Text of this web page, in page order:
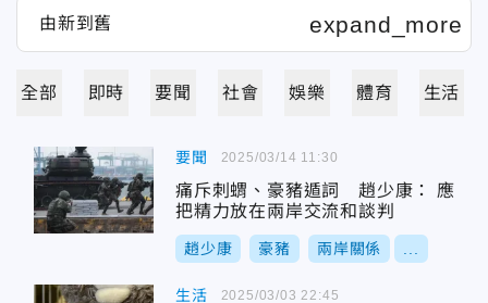
全部 即時 要聞 社會 娛樂 體育 生活
要聞
痛斥刺蝟、豪豬遁詞 趙少康： 應
把精力放在兩岸交流和談判
趙少康 豪豬 兩岸關係
2025/03/14 11:30
生活 2025/03/03 22:45